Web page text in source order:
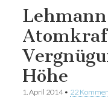
Höhe
1. April 2014• 22